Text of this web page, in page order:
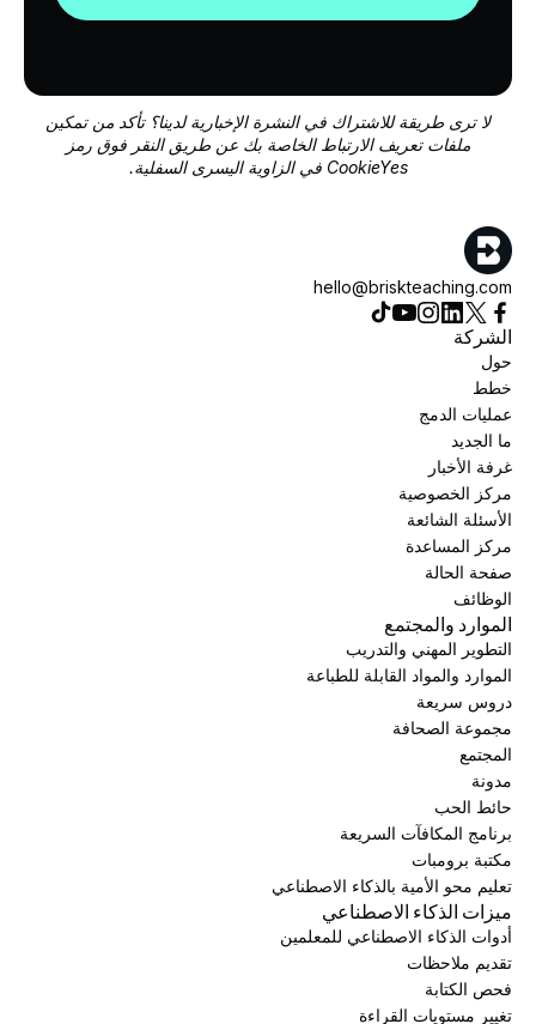
لا ترى طريقة للاشتراك في النشرة الإخبارية لدينا؟ تأكد من تمكين
ملفات تعريف الارتباط الخاصة بك عن طريق النقر فوق رمز
CookieYes في الزاوية اليسرى السفلية.
hello@briskteaching.com
الشركة
حول
خطط
عمليات الدمج
ما الجديد
غرفة الأخبار
مركز الخصوصية
الأسئلة الشائعة
مركز المساعدة
صفحة الحالة
الوظائف
الموارد والمجتمع
التطوير المهني والتدريب
الموارد والمواد القابلة للطباعة
دروس سريعة
مجموعة الصحافة
المجتمع
مدونة
حائط الحب
برنامج المكافآت السريعة
مكتبة برومبات
تعليم محو الأمية بالذكاء الاصطناعي
ميزات الذكاء الاصطناعي
أدوات الذكاء الاصطناعي للمعلمين
تقديم ملاحظات
فحص الكتابة
تغيير مستويات القراءة